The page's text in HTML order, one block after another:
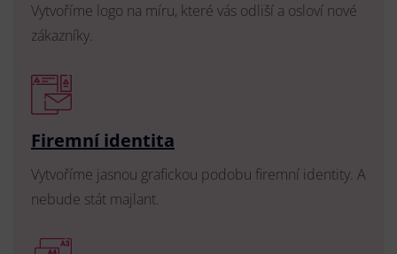
Vytvoříme logo na míru, které vás odliší a osloví nové
zákazníky.
Firemní identita
Vytvoříme jasnou grafickou podobu firemní identity. A
nebude stát majlant.